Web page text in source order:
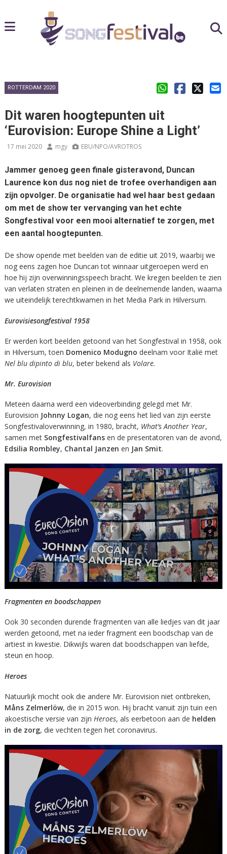
ROTTERDAM 2020
Dit waren hoogtepunten uit
‘Eurovision: Europe Shine a Light’
17 mei 2020 mgy EBU/NPO/AVROTROS
Jammer genoeg geen finale gisteravond, Duncan
Laurence kon dus nog niet de trofee overhandigen aan
zijn opvolger. De organisatie had wel haar best gedaan
om met de show ter vervanging van het echte
Songfestival voor een mooi alternatief te zorgen, met
een aantal hoogtepunten.
De show opende met beelden van de editie uit 2019, waarbij we
nog eens zagen hoe Duncan tot winnaar uitgeroepen werd en
hoe hij zijn overwinningsspeech bracht. We kregen beelden te zien
van verlaten straten en pleinen in de deelnemende landen, waarna
we uiteindelijk terechtkwamen in het Media Park in Hilversum.
Eurovisiesongfestival 1958
Er werden kort beelden getoond van het Songfestival in 1958, ook
in Hilversum, toen Domenico Modugno deelnam voor Italië met
Nel blu dipinto di blu, beter bekend als Volare.
Mr. Eurovision
Meteen daarna werd een videoverbinding gelegd met Mr.
Eurovision Johnny Logan, die nog eens het lied van zijn eerste
Songfestivaloverwinning, in 1980, bracht, What’s Another Year,
samen met Songfestivalfansen de presentatoren van de avond,
Edsilia Rombley, Chantal Janzen en Jan Smit.
Fragmenten en boodschappen
Ook 30 seconden durende fragmenten van alle liedjes van dit jaar
werden getoond, met na ieder fragment een boodschap van de
artiest in kwestie. Dikwijls waren dat boodschappen van liefde,
steun en hoop.
Heroes
Natuurlijk mocht ook die andere Mr. Eurovision niet ontbreken,
Måns Zelmerlöw, die in 2015 won. Hij bracht vanuit zijn tuin een
akoestische versie van zijn Heroes, als eerbetoon aan de helden
in de zorg, die vechten tegen het coronavirus.